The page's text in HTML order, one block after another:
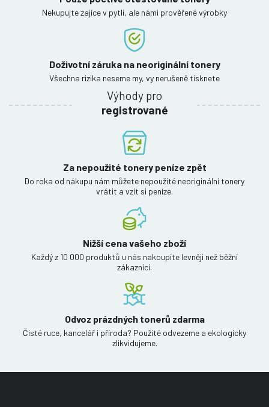
Nekupujte zajíce v pytli, ale námi prověřené výrobky
Doživotní záruka na neoriginální tonery
Všechna rizika neseme my, vy nerušeně tisknete
Výhody pro
registrované
Za nepoužité tonery peníze zpět
Do roka od nákupu nám můžete nepoužité neoriginální tonery
vrátit a vzít si peníze.
Nižší cena vašeho zboží
Každý z 10 000 produktů u nás nakoupíte levněji než běžní
zákazníci.
Odvoz prázdných tonerů zdarma
Čisté ruce, kancelář i příroda? Použité odvezeme a ekologicky
zlikvidujeme.